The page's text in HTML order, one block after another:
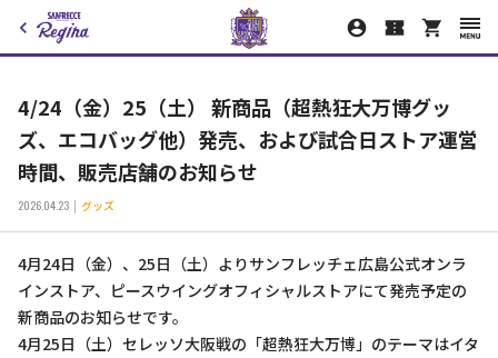
4/24（金）25（土） 新商品（超熱狂大万博グッ
ズ、エコバッグ他）発売、および試合日ストア運営
時間、販売店舗のお知らせ
2026.04.23 グッズ
4月24日（金）、25日（土）よりサンフレッチェ広島公式オンラ
インストア、ピースウイングオフィシャルストアにて発売予定の
新商品のお知らせです。
4月25日（土）セレッソ大阪戦の「超熱狂大万博」のテーマはイタ